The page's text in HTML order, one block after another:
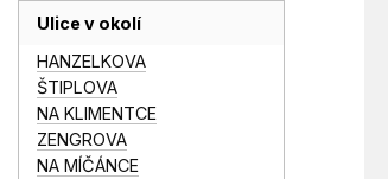
Ulice v okolí
HANZELKOVA
ŠTIPLOVA
NA KLIMENTCE
ZENGROVA
NA MÍČÁNCE